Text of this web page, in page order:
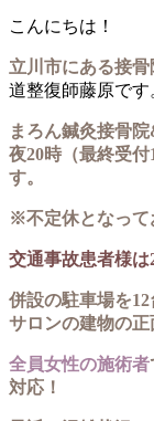
こんにちは！
立川市にある接
道整復師藤原です
まろん鍼灸接骨
夜20時（最終受
す。
※不定休となって
交通事故患者様は
併設の駐車場を
サロンの建物の正
全員女性の施術者
対応！